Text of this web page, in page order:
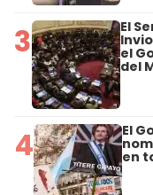
3 El
el
del
4 El
en